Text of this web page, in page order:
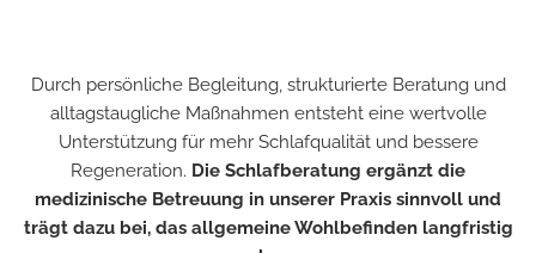
Durch persönliche Begleitung, strukturierte Beratung und
alltagstaugliche Maßnahmen entsteht eine wertvolle
Unterstützung für mehr Schlafqualität und bessere
Regeneration. Die Schlafberatung ergänzt die
medizinische Betreuung in unserer Praxis sinnvoll und
trägt dazu bei, das allgemeine Wohlbefinden langfristig